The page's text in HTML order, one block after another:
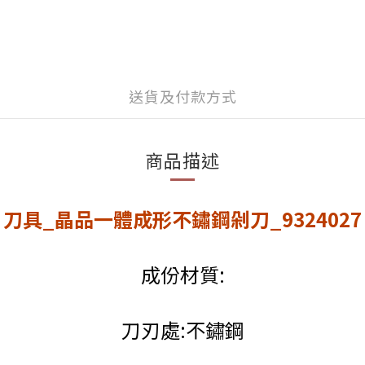
送貨及付款方式
商品描述
刀具_晶品一體成形不鏽鋼剁刀_9324027
成份材質:
刀刃處:不鏽鋼